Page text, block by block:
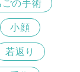
の手術
小顔
若返り